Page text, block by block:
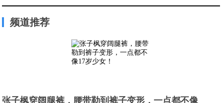
频道推荐
张子枫穿阔腿裤，腰带勒到裤子变形，一点都不像